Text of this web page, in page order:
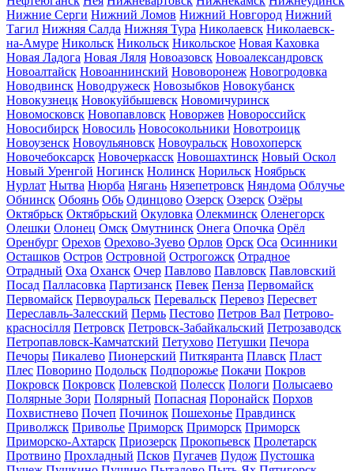
Нижние Серги Нижний Ломов Нижний Новгород Нижний
Тагил Нижняя Салда Нижняя Тура Николаевск Николаевск-
на-Амуре Никольск Никольск Никольское Новая Каховка
Новая Ладога Новая Ляля Новоазовск Новоалександровск
Новоалтайск Новоаннинский Нововоронеж Новогродовка
Новодвинск Новодружеск Новозыбков Новокубанск
Новокузнецк Новокуйбышевск Новомичуринск
Новомосковск Новопавловск Новоржев Новороссийск
Новосибирск Новосиль Новосокольники Новотроицк
Новоузенск Новоульяновск Новоуральск Новохоперск
Новочебоксарск Новочеркасск Новошахтинск Новый Оскол
Новый Уренгой Ногинск Нолинск Норильск Ноябрьск
Нурлат Нытва Нюрба Нягань Нязепетровск Няндома Облучье
Обнинск Обоянь Обь Одинцово Озерск Озерск Озёры
Октябрьск Октябрьский Окуловка Олекминск Оленегорск
Олешки Олонец Омск Омутнинск Онега Опочка Орёл
Оренбург Орехов Орехово-Зуево Орлов Орск Оса Осинники
Осташков Остров Островной Острогожск Отрадное
Отрадный Оха Оханск Очер Павлово Павловск Павловский
Посад Палласовка Партизанск Певек Пенза Первомайск
Первомайск Первоуральск Перевальск Перевоз Пересвет
Переславль-Залесский Пермь Пестово Петров Вал Петрово-
красносілля Петровск Петровск-Забайкальский Петрозаводск
Петропавловск-Камчатский Петухово Петушки Печора
Печоры Пикалево Пионерский Питкяранта Плавск Пласт
Плес Поворино Подольск Подпорожье Покачи Покров
Покровск Покровск Полевской Полесск Пологи Полысаево
Полярные Зори Полярный Попасная Поронайск Порхов
Похвистнево Почеп Починок Пошехонье Правдинск
Приволжск Приволье Приморск Приморск Приморск
Приморско-Ахтарск Приозерск Прокопьевск Пролетарск
Протвино Прохладный Псков Пугачев Пудож Пустошка